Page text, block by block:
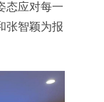
态应对每一
张智颖为报